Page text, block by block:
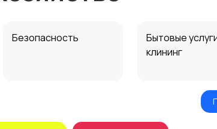
Безопасность
Бытовые
клининг
технологии